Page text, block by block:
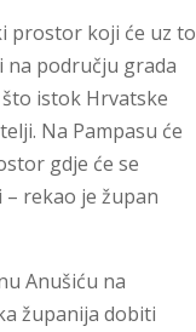
prostor koji će uz to
području grada
istok Hrvatske
Na Pampasu će
gdje će se
rekao je župan
Anušiću na
županija dobiti